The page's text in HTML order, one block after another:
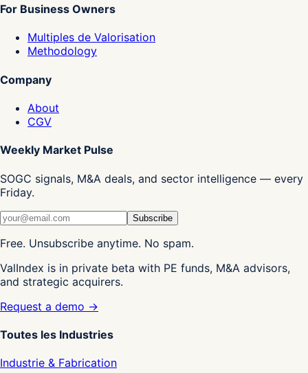
For Business Owners
Multiples de Valorisation
Methodology
Company
About
CGV
Weekly Market Pulse
SOGC signals, M&A deals, and sector intelligence — every
Friday.
Subscribe
Free. Unsubscribe anytime. No spam.
ValIndex is in private beta with PE funds, M&A advisors,
and strategic acquirers.
Request a demo →
Toutes les Industries
Industrie & Fabrication